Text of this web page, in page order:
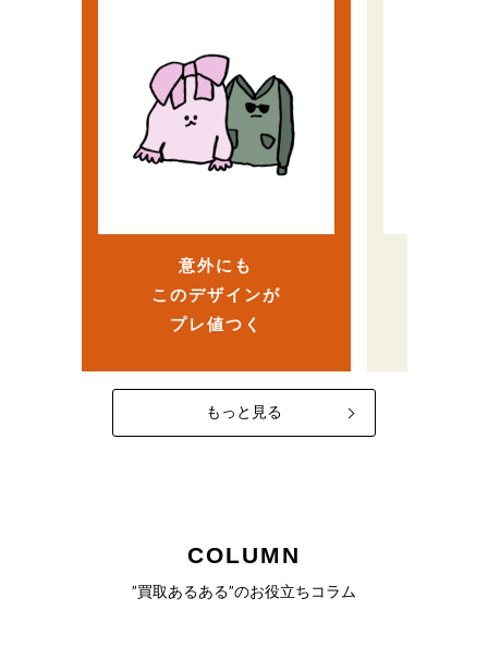
意外にも
このデザインが
プレ値つく
流行遅れだと思ってた
ら、
もっと見る
COLUMN
”買取あるある”のお役立ちコラム